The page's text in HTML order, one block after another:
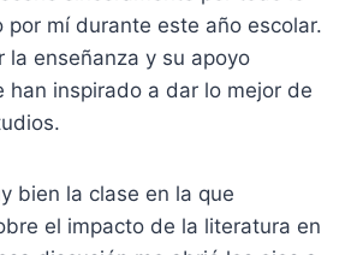
por mí durante este año escolar.
la enseñanza y su apoyo
han inspirado a dar lo mejor de
bien la clase en la que
el impacto de la literatura en